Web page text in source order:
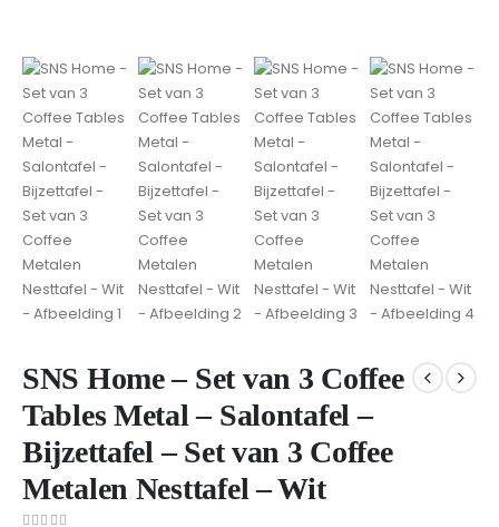
SNS Home – Set van 3 Coffee
Tables Metal – Salontafel –
Bijzettafel – Set van 3 Coffee
Metalen Nesttafel – Wit